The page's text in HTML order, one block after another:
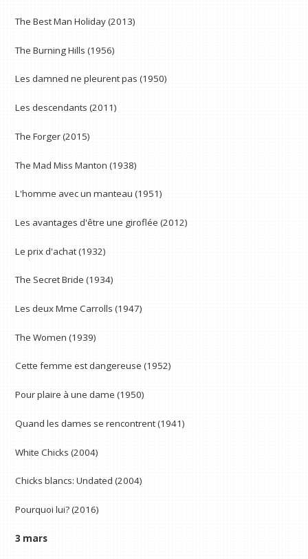
The Best Man Holiday (2013)
The Burning Hills (1956)
Les damned ne pleurent pas (1950)
Les descendants (2011)
The Forger (2015)
The Mad Miss Manton (1938)
L'homme avec un manteau (1951)
Les avantages d'être une giroflée (2012)
Le prix d'achat (1932)
The Secret Bride (1934)
Les deux Mme Carrolls (1947)
The Women (1939)
Cette femme est dangereuse (1952)
Pour plaire à une dame (1950)
Quand les dames se rencontrent (1941)
White Chicks (2004)
Chicks blancs: Undated (2004)
Pourquoi lui? (2016)
3 mars